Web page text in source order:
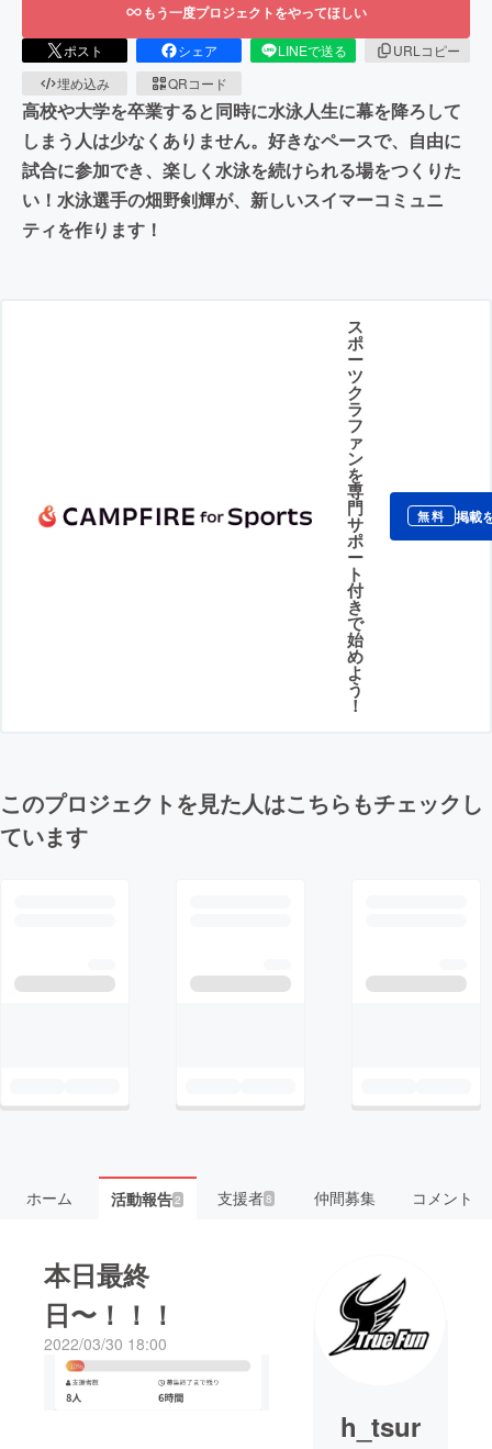
もう一度プロジェクトをやってほしい
ポスト シェア LINEで送る
URLコピー
埋め込み
QRコード
高校や大学を卒業すると同時に水泳人生に幕を降ろして
しまう人は少なくありません。好きなペースで、自由に
試合に参加でき、楽しく水泳を続けられる場をつくりた
い！水泳選手の畑野剣輝が、新しいスイマーコミュニ
ティを作ります！
ス
ポ
ー
ツ
ク
ラ
フ
ァ
ン
を
専
門
サ
ポ
ー
ト
付
き
で
始
め
よ
う
！
無料 掲載
このプロジェクトを見た人はこちらもチェックし
ています
ホーム 活動報告2 支援者8 仲間募集 コメント
本日最終
日〜！！！
2022/03/30 18:00
h_tsur